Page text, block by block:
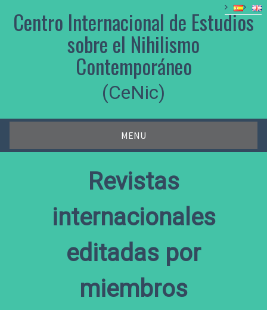
contentCentro Internacional de Estudios
sobre el Nihilismo
Contemporáneo
(CeNic)
MENU
Revistas
internacionales
editadas por
miembros